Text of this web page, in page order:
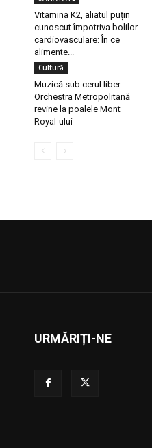
Vitamina K2, aliatul puțin
cunoscut împotriva bolilor
cardiovasculare: În ce
alimente...
Cultură
Muzică sub cerul liber:
Orchestra Metropolitană
revine la poalele Mont
Royal-ului
URMĂRIȚI-NE